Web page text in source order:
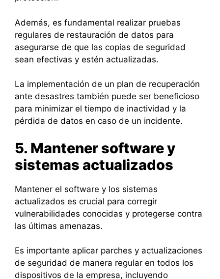
Además, es fundamental realizar pruebas
regulares de restauración de datos para
asegurarse de que las copias de seguridad
sean efectivas y estén actualizadas.
La implementación de un plan de recuperación
ante desastres también puede ser beneficioso
para minimizar el tiempo de inactividad y la
pérdida de datos en caso de un incidente.
5. Mantener software y
sistemas actualizados
Mantener el software y los sistemas
actualizados es crucial para corregir
vulnerabilidades conocidas y protegerse contra
las últimas amenazas.
Es importante aplicar parches y actualizaciones
de seguridad de manera regular en todos los
dispositivos de la empresa, incluyendo